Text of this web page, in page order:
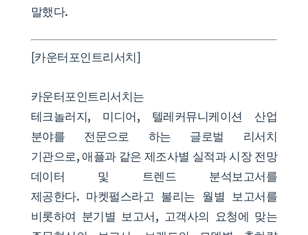
말했다.
[카운터포인트리서치]
카운터포인트리서치는
테크놀러지, 미디어, 텔레커뮤니케이션 산업
분야를 전문으로 하는 글로벌 리서치
기관으로, 애플과 같은 제조사별 실적과 시장 전망
데이터 및 트렌드 분석보고서를
제공한다. 마켓펄스라고 불리는 월별 보고서를
비롯하여 분기별 보고서, 고객사의 요청에 맞는